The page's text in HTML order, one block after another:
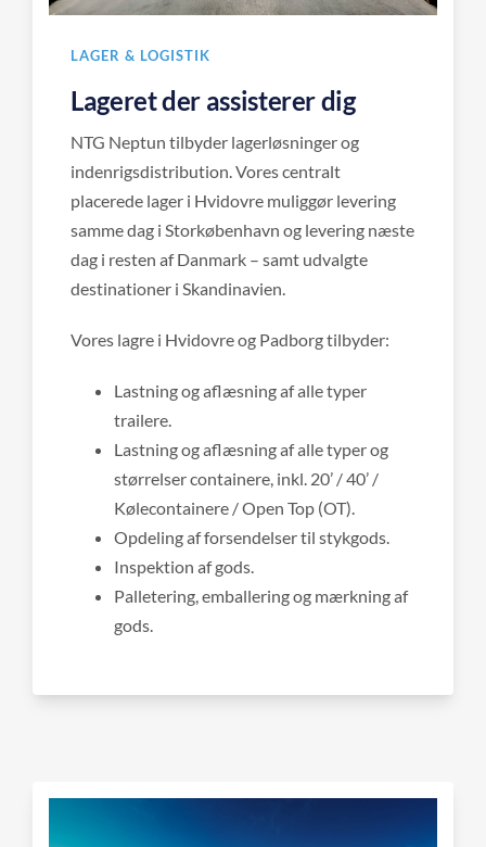
LAGER & LOGISTIK
Lageret der assisterer dig
NTG Neptun tilbyder lagerløsninger og
indenrigsdistribution. Vores centralt
placerede lager i Hvidovre muliggør levering
samme dag i Storkøbenhavn og levering næste
dag i resten af Danmark – samt udvalgte
destinationer i Skandinavien.
Vores lagre i Hvidovre og Padborg tilbyder:
Lastning og aflæsning af alle typer
trailere.
Lastning og aflæsning af alle typer og
størrelser containere, inkl. 20’ / 40’ /
Kølecontainere / Open Top (OT).
Opdeling af forsendelser til stykgods.
Inspektion af gods.
Palletering, emballering og mærkning af
gods.